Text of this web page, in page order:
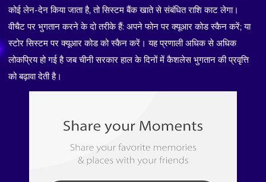
कोई लेन-देन किया जाता है, तो सिस्टम बैंक खाते से संबंधित राशि काट लेगा।
वीचैट पर भुगतान करने के दो तरीके हैं: अपने फोन पर क्यूआर कोड स्कैन करें; या
स्टोर सिस्टम पर क्यूआर कोड को स्कैन करें। यह प्रणाली अधिक से अधिक
लोकप्रिय हो गई है जब चीनी सरकार हाल के दिनों में कैशलेस भुगतान की प्रवृत्ति
को बढ़ावा देती है।